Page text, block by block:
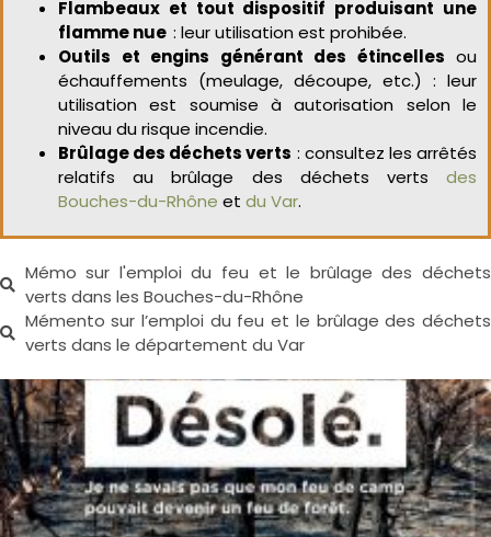
Flambeaux et tout dispositif produisant une
flamme nue : leur utilisation est prohibée.
Outils et engins générant des étincelles ou
échauffements (meulage, découpe, etc.) : leur
utilisation est soumise à autorisation selon le
niveau du risque incendie.
Brûlage des déchets verts : consultez les arrêtés
relatifs au brûlage des déchets verts des
Bouches-du-Rhône et du Var.
Mémo sur l'emploi du feu et le brûlage des déchets
verts dans les Bouches-du-Rhône
Mémento sur l’emploi du feu et le brûlage des déchets
verts dans le département du Var